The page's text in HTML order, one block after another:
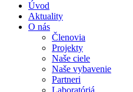
Úvod
Aktuality
O nás
Členovia
Projekty
Naše ciele
Naše vybavenie
Partneri
Laboratóriá